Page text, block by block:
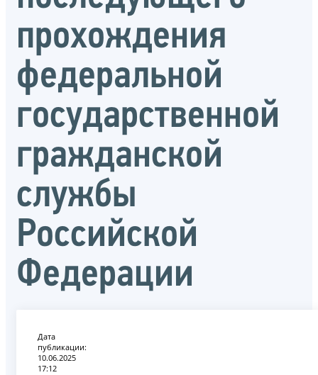
прохождения
федеральной
государственной
гражданской
службы
Российской
Федерации
Дата
публикации:
10.06.2025
17:12